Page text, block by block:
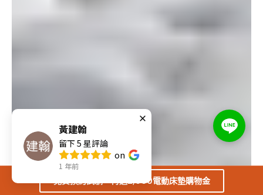
免費預約試躺，再送2,000電動床墊購物金
黃建翰
留下 5 星評論
on
1 年前